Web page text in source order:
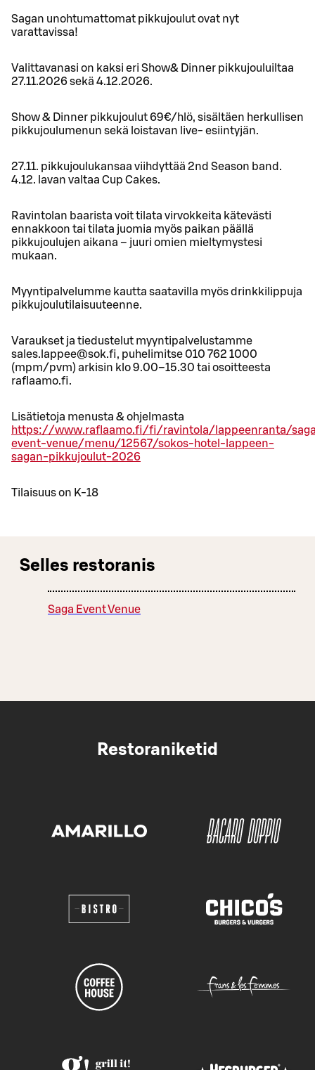
Sagan unohtumattomat pikkujoulut ovat nyt
varattavissa!
Valittavanasi on kaksi eri Show& Dinner pikkujouluiltaa
27.11.2026 sekä 4.12.2026.
Show & Dinner pikkujoulut 69€/hlö, sisältäen herkullisen
pikkujoulumenun sekä loistavan live- esiintyjän.
27.11. pikkujoulukansaa viihdyttää 2nd Season band.
4.12. lavan valtaa Cup Cakes.
Ravintolan baarista voit tilata virvokkeita kätevästi
ennakkoon tai tilata juomia myös paikan päällä
pikkujoulujen aikana – juuri omien mieltymystesi
mukaan.
Myyntipalvelumme kautta saatavilla myös drinkkilippuja
pikkujoulutilaisuuteenne.
Varaukset ja tiedustelut myyntipalvelustamme
sales.lappee@sok.fi, puhelimitse 010 762 1000
(mpm/pvm) arkisin klo 9.00–15.30 tai osoitteesta
raflaamo.fi.
Lisätietoja menusta & ohjelmasta
https://www.raflaamo.fi/fi/ravintola/lappeenranta/
event-venue/menu/12567/sokos-hotel-lappeen-
sagan-pikkujoulut-2026
Tilaisuus on K-18
Selles restoranis
Saga Event Venue
Restoraniketid